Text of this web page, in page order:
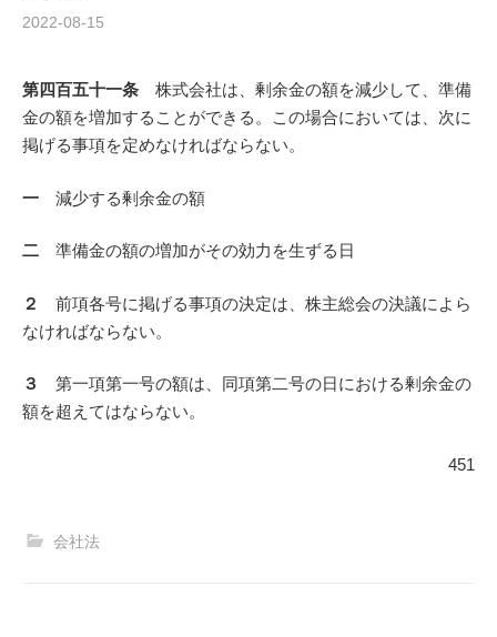
2022-08-15
第四百五十一条 株式会社は、剰余金の額を減少して、準備
金の額を増加することができる。この場合においては、次に
掲げる事項を定めなければならない。
一 減少する剰余金の額
二 準備金の額の増加がその効力を生ずる日
２
前項各号に掲げる事項の決定は、株主総会の決議によら
なければならない。
３
第一項第一号の額は、同項第二号の日における剰余金の
額を超えてはならない。
451
会社法